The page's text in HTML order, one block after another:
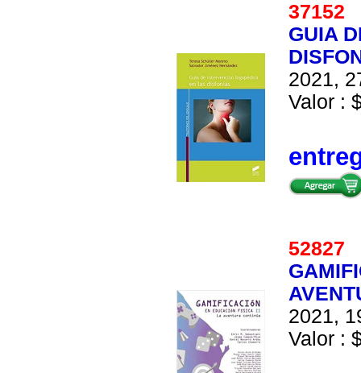
37152
GUIA
2021,
Valor :
52827
2021,
Valor :